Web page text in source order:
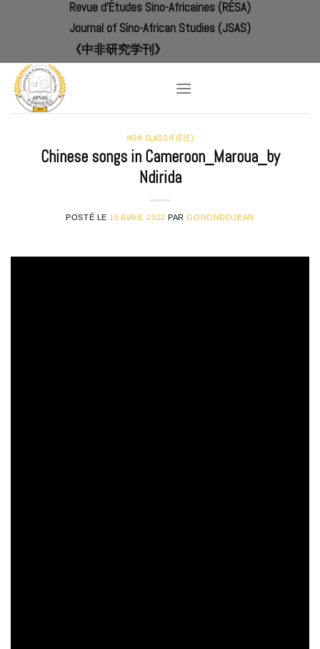
Revue d'Études Sino-Africaines (RÉSA)
Journal of Sino-African Studies (JSAS)
《中非研究学刊》
NON CLASSIFIÉ(E)
Chinese songs in Cameroon_Maroua_by
Ndirida
POSTÉ LE 16 AVRIL 2022 PARGONONDOJEAN